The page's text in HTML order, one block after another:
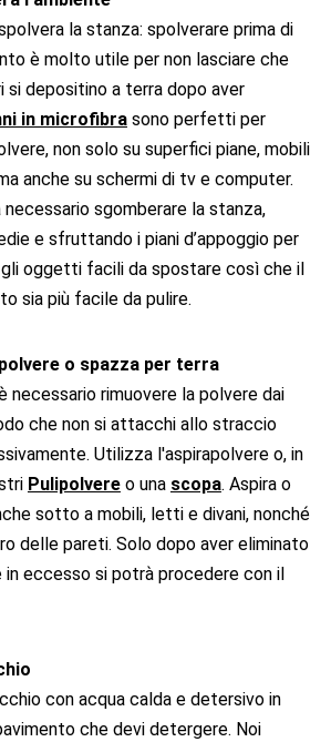
la stanza: spolverare prima di
è molto utile per non lasciare che
si depositino a terra dopo aver
in microfibrasono perfetti per
non solo su superfici piane, mobili
anche su schermi di tv e computer.
necessario sgomberare la stanza,
e sfruttando i piani d’appoggio per
oggetti facili da spostare così che il
sia più facile da pulire.
o spazza per terra
necessario rimuovere la polvere dai
che non si attacchi allo straccio
Utilizza l'aspirapolvere o, in
Pulipolvereo una scopa. Aspira o
sotto a mobili, letti e divani, nonché
delle pareti. Solo dopo aver eliminato
eccesso si potrà procedere con il
con acqua calda e detersivo in
che devi detergere. Noi